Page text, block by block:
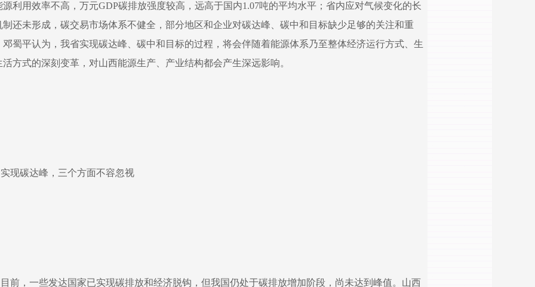
源利用效率不高，万元GDP碳排放强度较高，远高于国内1.07吨的平均水平；省内应对气候变化的长
制还未形成，碳交易市场体系不健全，部分地区和企业对碳达峰、碳中和目标缺少足够的关注和重
邓蜀平认为，我省实现碳达峰、碳中和目标的过程，将会伴随着能源体系乃至整体经济运行方式、生
活方式的深刻变革，对山西能源生产、产业结构都会产生深远影响。
实现碳达峰，三个方面不容忽视
目前，一些发达国家已实现碳排放和经济脱钩，但我国仍处于碳排放增加阶段，尚未达到峰值。山西